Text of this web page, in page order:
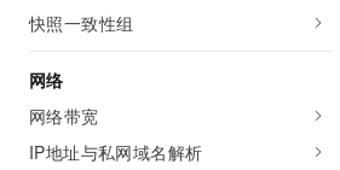
快照一致性组
网络
网络带宽
IP地址与私网域名解析